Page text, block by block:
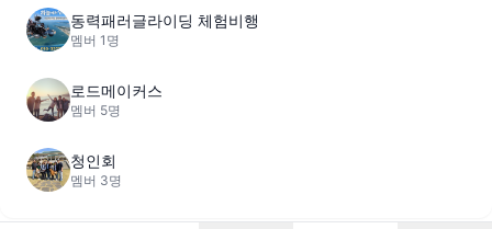
동력패러글라이딩 체험비행
멤버 1명
로드메이커스
멤버 5명
청인회
멤버 3명